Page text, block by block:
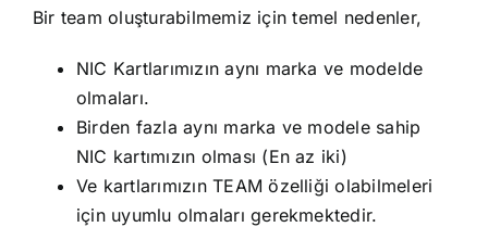
Bir team oluşturabilmemiz için temel nedenler,
NIC Kartlarımızın aynı marka ve modelde
olmaları.
Birden fazla aynı marka ve modele sahip
NIC kartımızın olması (En az iki)
Ve kartlarımızın TEAM özelliği olabilmeleri
için uyumlu olmaları gerekmektedir.